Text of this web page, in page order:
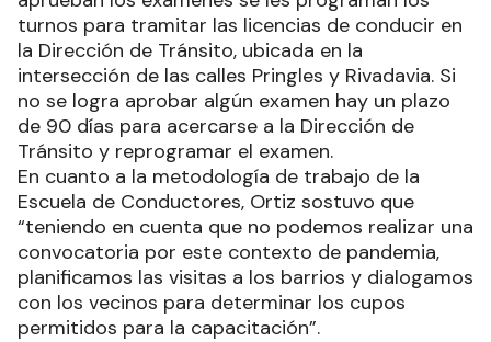
turnos para tramitar las licencias de conducir en
la Dirección de Tránsito, ubicada en la
intersección de las calles Pringles y Rivadavia. Si
no se logra aprobar algún examen hay un plazo
de 90 días para acercarse a la Dirección de
Tránsito y reprogramar el examen.
En cuanto a la metodología de trabajo de la
Escuela de Conductores, Ortiz sostuvo que
“teniendo en cuenta que no podemos realizar una
convocatoria por este contexto de pandemia,
planificamos las visitas a los barrios y dialogamos
con los vecinos para determinar los cupos
permitidos para la capacitación”.